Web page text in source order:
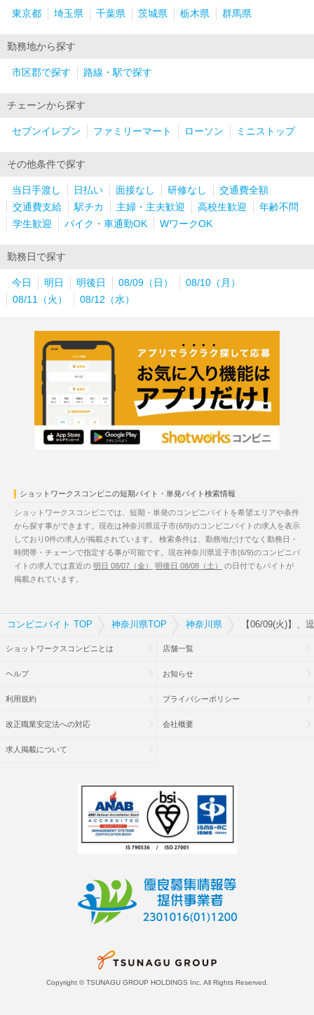
東京都 埼玉県 千葉県 茨城県 栃木県 群馬県
勤務地から探す
市区郡で探す 路線・駅で探す
チェーンから探す
セブンイレブン ファミリーマート ローソン ミニストップ
その他条件で探す
当日手渡し 日払い 面接なし 研修なし
交通費全額
交通費支給
駅チカ 主婦・主夫歓迎 高校生歓迎
年齢不問
学生歓迎
バイク・車通勤OK WワークOK
勤務日で探す
今日 明日 明後日 08/09（日）
08/10（月）
08/11（火）
08/12（水）
ショットワークスコンビニの短期バイト・単発バイト検索情報
ショットワークスコンビニでは、短期・単発のコンビニバイトを希望エリアや条件
から探す事ができます。現在は神奈川県逗子市(6/9)のコンビニバイトの求人を表示
しており0件の求人が掲載されています。 検索条件は、勤務地だけでなく勤務日・
時間帯・チェーンで指定する事が可能です。現在神奈川県逗子市(6/9)のコンビニバ
イトの求人では直近の 明日 08/07（金） 明後日 08/08（土）
の日付でもバイトが
掲載されています。
コンビニバイト TOP 神奈川県TOP 神奈川県 【06/09(火)】、
ショットワークスコンビニとは 店舗一覧
ヘルプ お知らせ
利用規約 プライバシーポリシー
改正職業安定法への対応 会社概要
求人掲載について
Copyright © TSUNAGU GROUP HOLDINGS Inc. All Rights Reserved.